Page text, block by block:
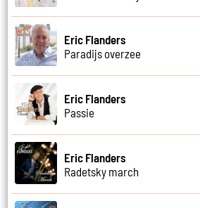
Eric Flanders
Paradijs overzee
Eric Flanders
Passie
Eric Flanders
Radetsky march